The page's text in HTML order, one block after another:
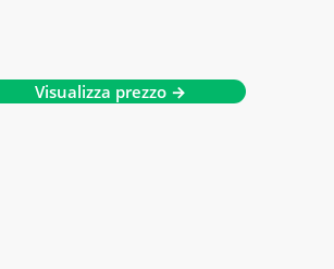
Visualizza prezzo →